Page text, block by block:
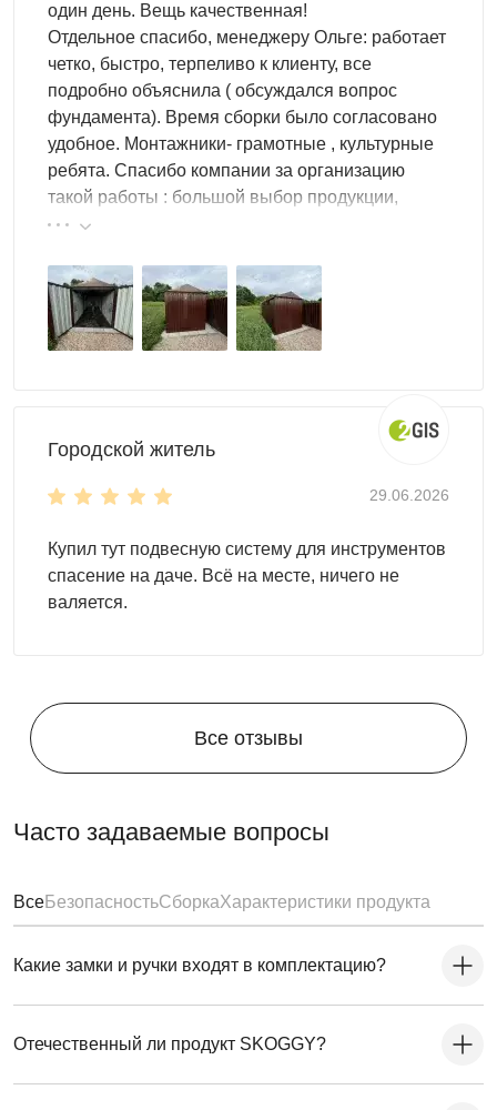
один день. Вещь качественная!
Отдельное спасибо, менеджеру Ольге: работает
четко, быстро, терпеливо к клиенту, все
подробно объяснила ( обсуждался вопрос
фундамента). Время сборки было согласовано
удобное. Монтажники- грамотные , культурные
ребята. Спасибо компании за организацию
такой работы : большой выбор продукции,
реальные цены.
Городской житель
29.06.2026
Купил тут подвесную систему для инструментов
спасение на даче. Всё на месте, ничего не
валяется.
Все отзывы
Часто задаваемые вопросы
ВсеБезопасностьСборкаХарактеристики продукта
Какие замки и ручки входят в комплектацию?
Отечественный ли продукт SKOGGY?